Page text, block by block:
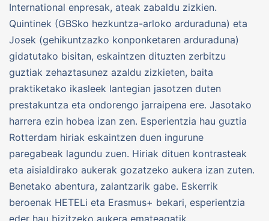
International enpresak, ateak zabaldu zizkien.
Quintinek (GBSko hezkuntza-arloko arduraduna) eta
Josek (gehikuntzazko konponketaren arduraduna)
gidatutako bisitan, eskaintzen dituzten zerbitzu
guztiak zehaztasunez azaldu zizkieten, baita
praktiketako ikasleek lantegian jasotzen duten
prestakuntza eta ondorengo jarraipena ere. Jasotako
harrera ezin hobea izan zen. Esperientzia hau guztia
Rotterdam hiriak eskaintzen duen ingurune
paregabeak lagundu zuen. Hiriak dituen kontrasteak
eta aisialdirako aukerak gozatzeko aukera izan zuten.
Benetako abentura, zalantzarik gabe. Eskerrik
beroenak HETELi eta Erasmus+ bekari, esperientzia